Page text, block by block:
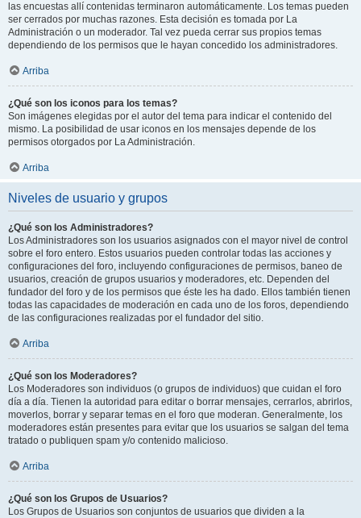
las encuestas allí contenidas terminaron automáticamente. Los temas pueden
ser cerrados por muchas razones. Esta decisión es tomada por La
Administración o un moderador. Tal vez pueda cerrar sus propios temas
dependiendo de los permisos que le hayan concedido los administradores.
Arriba
¿Qué son los iconos para los temas?
Son imágenes elegidas por el autor del tema para indicar el contenido del
mismo. La posibilidad de usar iconos en los mensajes depende de los
permisos otorgados por La Administración.
Arriba
Niveles de usuario y grupos
¿Qué son los Administradores?
Los Administradores son los usuarios asignados con el mayor nivel de control
sobre el foro entero. Estos usuarios pueden controlar todas las acciones y
configuraciones del foro, incluyendo configuraciones de permisos, baneo de
usuarios, creación de grupos usuarios y moderadores, etc. Dependen del
fundador del foro y de los permisos que éste les ha dado. Ellos también tienen
todas las capacidades de moderación en cada uno de los foros, dependiendo
de las configuraciones realizadas por el fundador del sitio.
Arriba
¿Qué son los Moderadores?
Los Moderadores son individuos (o grupos de individuos) que cuidan el foro
día a día. Tienen la autoridad para editar o borrar mensajes, cerrarlos, abrirlos,
moverlos, borrar y separar temas en el foro que moderan. Generalmente, los
moderadores están presentes para evitar que los usuarios se salgan del tema
tratado o publiquen spam y/o contenido malicioso.
Arriba
¿Qué son los Grupos de Usuarios?
Los Grupos de Usuarios son conjuntos de usuarios que dividen a la